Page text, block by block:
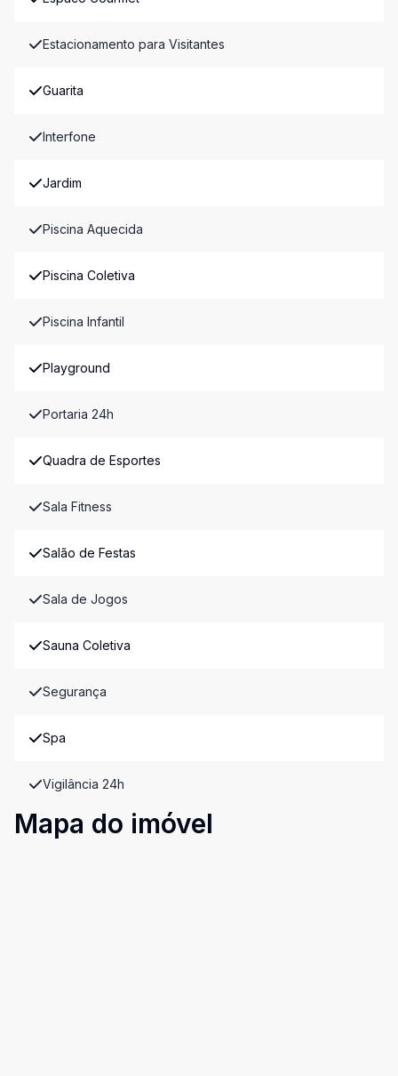
Estacionamento para Visitantes
Guarita
Interfone
Jardim
Piscina Aquecida
Piscina Coletiva
Piscina Infantil
Playground
Portaria 24h
Quadra de Esportes
Sala Fitness
Salão de Festas
Sala de Jogos
Sauna Coletiva
Segurança
Spa
Vigilância 24h
Mapa do imóvel